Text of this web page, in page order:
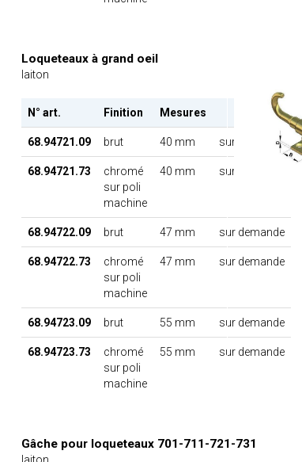
Loqueteaux à grand oeil
laiton
N° art. Finition Mesures
68.94721.09 brut 40 mm sur demande
68.94721.73
chromé
sur poli
machine
40 mm sur demande
68.94722.09 brut 47 mm sur demande
68.94722.73
chromé
sur poli
machine
47 mm sur demande
68.94723.09 brut 55 mm sur demande
68.94723.73
chromé
sur poli
machine
55 mm sur demande
Gâche pour loqueteaux 701-711-721-731
laiton